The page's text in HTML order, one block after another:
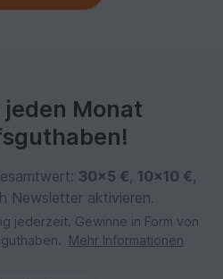
jeden Monat
30×5 €, 10×10 €,
Newsletter aktivieren.
jederzeit. Gewinne in Form von
Mehr Informationen